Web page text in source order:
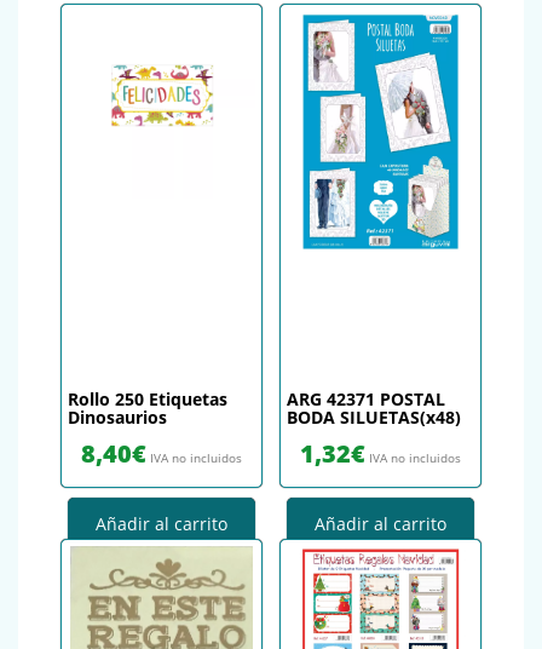
Rollo 250 Etiquetas
Dinosaurios
8,40€ IVA no incluidos
Añadir al carrito
ARG 42371 POSTAL
BODA SILUETAS(x48)
1,32€ IVA no incluidos
Añadir al carrito